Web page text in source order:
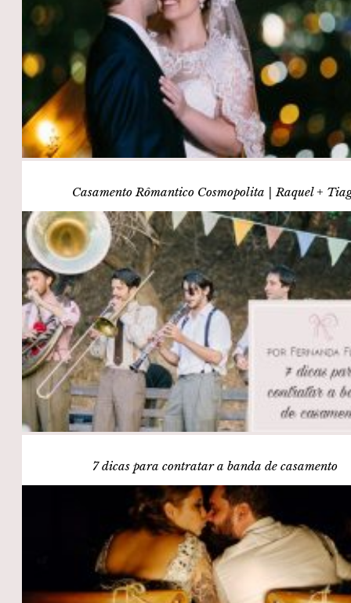
Casamento Rômantico Cosmopolita | Raquel +
7 dicas para contratar a banda de casamento